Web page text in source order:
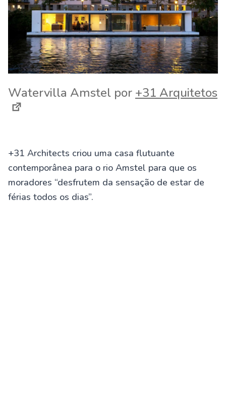
Watervilla Amstel por +31 Arquitetos
+31 Architects criou uma casa flutuante
contemporânea para o rio Amstel para que os
moradores “desfrutem da sensação de estar de
férias todos os dias”.